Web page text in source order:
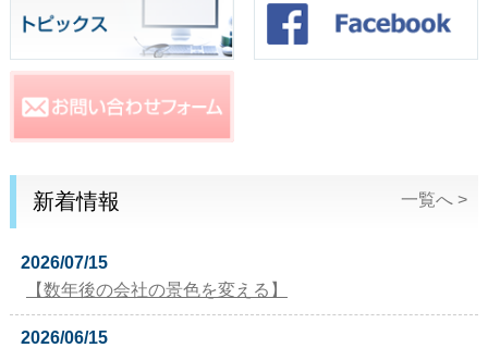
新着情報 一覧へ >
2026/07/15
【数年後の会社の景色を変える】
2026/06/15